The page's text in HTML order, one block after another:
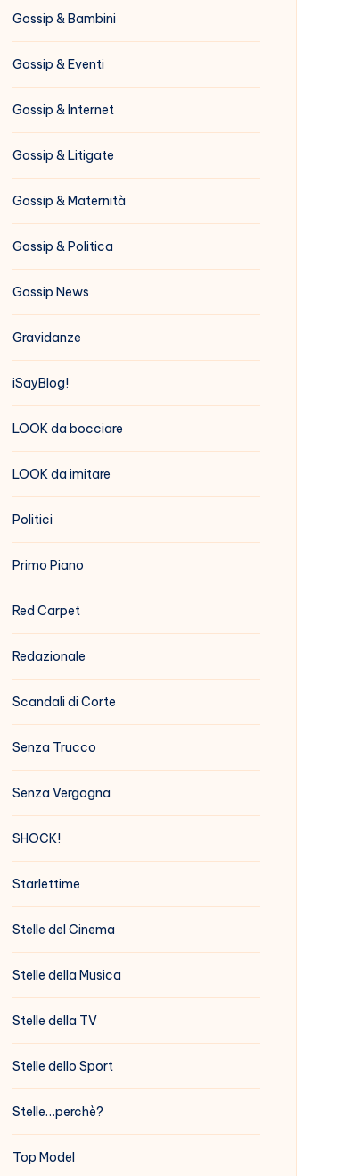
Gossip & Bambini
Gossip & Eventi
Gossip & Internet
Gossip & Litigate
Gossip & Maternità
Gossip & Politica
Gossip News
Gravidanze
iSayBlog!
LOOK da bocciare
LOOK da imitare
Politici
Primo Piano
Red Carpet
Redazionale
Scandali di Corte
Senza Trucco
Senza Vergogna
SHOCK!
Starlettime
Stelle del Cinema
Stelle della Musica
Stelle della TV
Stelle dello Sport
Stelle…perchè?
Top Model